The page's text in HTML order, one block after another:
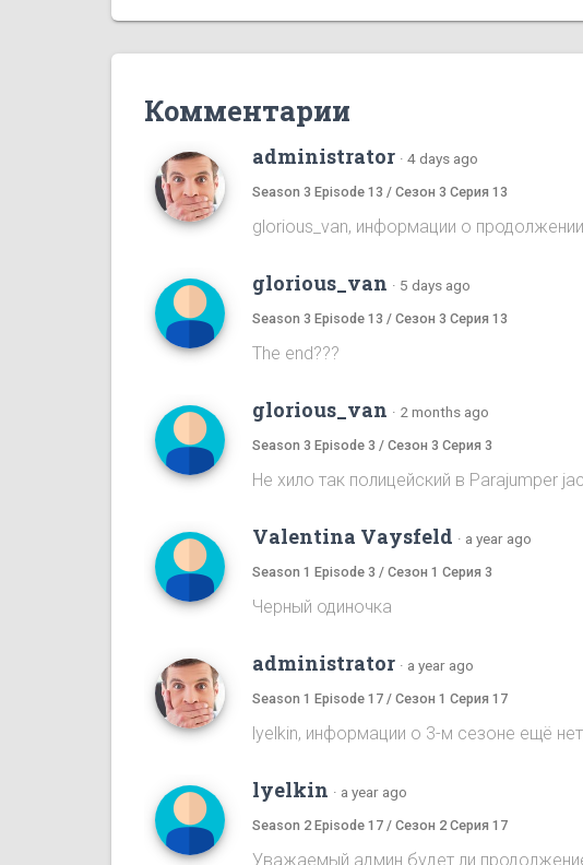
Комментарии
administrator · 4 days ago
Season 3 Episode 13 / Сезон 3 Серия 13
glorious_van, информации о
glorious_van · 5 days ago
Season 3 Episode 13 / Сезон 3 Серия 13
The end???
glorious_van · 2 months ago
Season 3 Episode 3 / Сезон 3 Серия 3
Не хило так полицейский в Parajumper
Valentina Vaysfeld · a year ago
Season 1 Episode 3 / Сезон 1 Серия 3
Черный одиночка
administrator · a year ago
Season 1 Episode 17 / Сезон 1 Серия 17
lyelkin, информации о 3-м сезоне ещё
lyelkin · a year ago
Season 2 Episode 17 / Сезон 2 Серия 17
Уважаемый админ будет ли